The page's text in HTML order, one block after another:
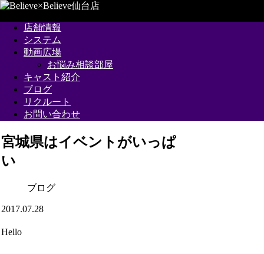
店舗情報
システム
動画広場
お悩み相談部屋
キャスト紹介
ブログ
リクルート
お問い合わせ
宮城県はイベントがいっぱ
い
ブログ
2017.07.28
Hello